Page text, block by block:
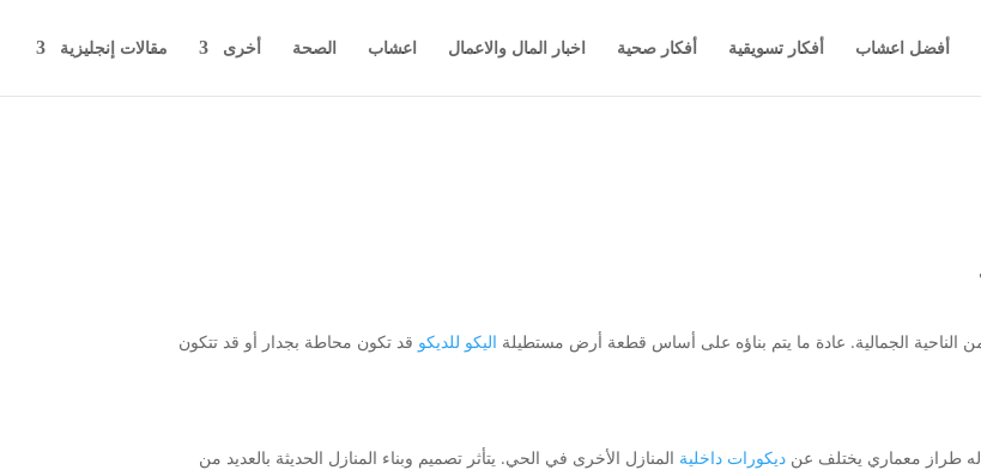
أفضل اعشاب أفكار تسويقية أفكار صحية اخبار المال والاعمال اعشاب الصحة أخرى مقالات إنجليزية
الناحية الجمالية. عادة ما يتم بناؤه على أساس قطعة أرض مستطيلة اليكو للديكو قد تكون محاطة بجدار أو قد تتكون
له طراز معماري يختلف عن ديكورات داخلية المنازل الأخرى في الحي. يتأثر تصميم وبناء المنازل الحديثة بالعديد من